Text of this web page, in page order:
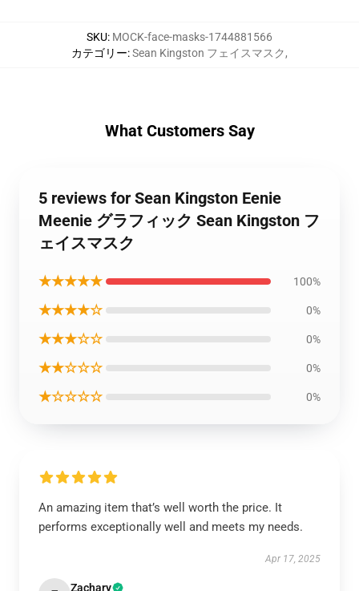
SKU: MOCK-face-masks-1744881566
カテゴリー:Sean Kingston フェイスマスク,
What Customers Say
5 reviews for Sean Kingston Eenie
Meenie グラフィック Sean Kingston フ
ェイスマスク
★★★★★ 100%
★★★★☆ 0%
★★★☆☆ 0%
★★☆☆☆ 0%
★☆☆☆☆ 0%
An amazing item that’s well worth the price. It
performs exceptionally well and meets my needs.
Apr 17, 2025
Zachary